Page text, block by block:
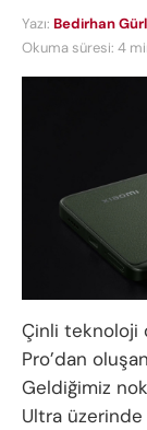
Yazı: Bedirhan
Okuma süresi: 4
Çinli teknoloji
Pro’dan
Geldiğimiz
Ultra üzerinde